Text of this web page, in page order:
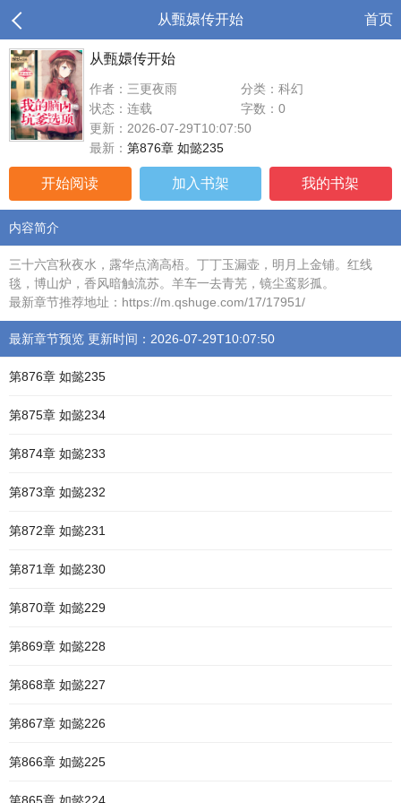
从甄嬛传开始 首页
从甄嬛传开始
作者：三更夜雨
分类：科幻
状态：连载
字数：0
更新：2026-07-29T10:07:50
最新： 第876章 如懿235
开始阅读 加入书架 我的书架
内容简介
三十六宫秋夜水，露华点滴高梧。丁丁玉漏壶，明月上金铺。红线
毯，博山炉，香风暗触流苏。羊车一去青芜，镜尘鸾影孤。
最新章节推荐地址：https://m.qshuge.com/17/17951/
最新章节预览 更新时间：2026-07-29T10:07:50
第876章 如懿235
第875章 如懿234
第874章 如懿233
第873章 如懿232
第872章 如懿231
第871章 如懿230
第870章 如懿229
第869章 如懿228
第868章 如懿227
第867章 如懿226
第866章 如懿225